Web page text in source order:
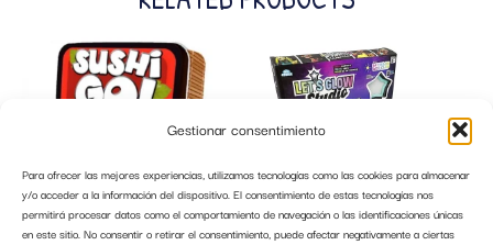
Gestionar consentimiento
Para ofrecer las mejores experiencias, utilizamos tecnologías como las cookies para almacenar
y/o acceder a la información del dispositivo. El consentimiento de estas tecnologías nos
permitirá procesar datos como el comportamiento de navegación o las identificaciones únicas
en este sitio. No consentir o retirar el consentimiento, puede afectar negativamente a ciertas